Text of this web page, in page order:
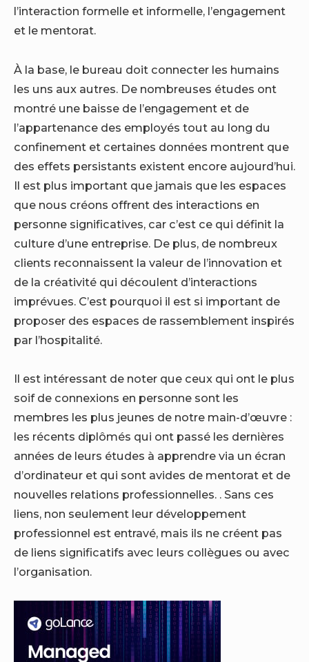
l’interaction formelle et informelle, l’engagement
et le mentorat.
À la base, le bureau doit connecter les humains
les uns aux autres. De nombreuses études ont
montré une baisse de l’engagement et de
l’appartenance des employés tout au long du
confinement et certaines données montrent que
des effets persistants existent encore aujourd’hui.
Il est plus important que jamais que les espaces
que nous créons offrent des interactions en
personne significatives, car c’est ce qui définit la
culture d’une entreprise. De plus, de nombreux
clients reconnaissent la valeur de l’innovation et
de la créativité qui découlent d’interactions
imprévues. C’est pourquoi il est si important de
proposer des espaces de rassemblement inspirés
par l’hospitalité.
Il est intéressant de noter que ceux qui ont le plus
soif de connexions en personne sont les
membres les plus jeunes de notre main-d’œuvre :
les récents diplômés qui ont passé les dernières
années de leurs études à apprendre via un écran
d’ordinateur et qui sont avides de mentorat et de
nouvelles relations professionnelles. . Sans ces
liens, non seulement leur développement
professionnel est entravé, mais ils ne créent pas
de liens significatifs avec leurs collègues ou avec
l’organisation.